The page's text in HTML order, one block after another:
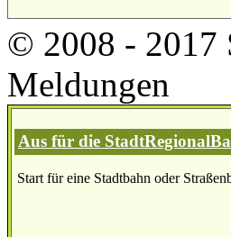
© 2008 - 2017
Meldungen
Aus für die
Start für eine Stadtbahn oder